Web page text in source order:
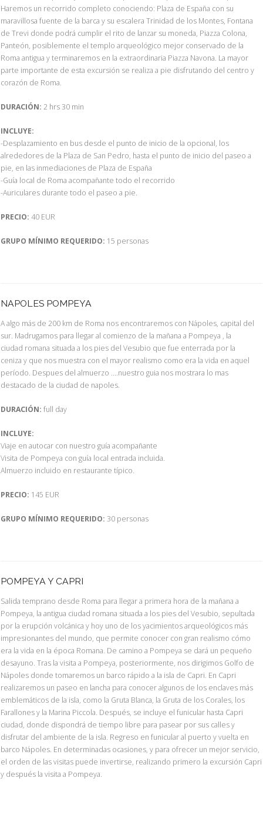
Haremos un recorrido completo conociendo: Plaza de España con su
maravillosa fuente de la barca y su escalera Trinidad de los Montes, Fontana
de Trevi donde podrá cumplir el rito de lanzar su moneda, Piazza Colona,
Panteón, posiblemente el templo arqueológico mejor conservado de la
Roma antigua y terminaremos en la extraordinaria Piazza Navona. La mayor
parte importante de esta excursión se realiza a pie disfrutando del centro y
corazón de Roma.
DURACIÓN: 2 hrs 30 min
INCLUYE:
-Desplazamiento en bus desde el punto de inicio de la opcional, los
alrededores de la Plaza de San Pedro, hasta el punto de inicio del paseo a
pie, en las inmediaciones de Plaza de España
-Guía local de Roma acompañante todo el recorrido
-Auriculares durante todo el paseo a pie.
PRECIO: 40 EUR
GRUPO MÍNIMO REQUERIDO: 15 personas
NAPOLES POMPEYA
A algo más de 200 km de Roma nos encontraremos con Nápoles, capital del
sur. Madrugamos para llegar al comienzo de la mañana a Pompeya , la
ciudad romana situada a los pies del Vesubio que fue enterrada por la
ceniza y que nos muestra con el mayor realismo como era la vida en aquel
período. Despues del almuerzo ....nuestro guia nos mostrara lo mas
destacado de la ciudad de napoles.
DURACIÓN: full day
INCLUYE:
Viaje en autocar con nuestro guía acompañante
Visita de Pompeya con guía local entrada incluida.
Almuerzo incluido en restaurante típico.
PRECIO: 145 EUR
GRUPO MÍNIMO REQUERIDO: 30 personas
POMPEYA Y CAPRI
Salida temprano desde Roma para llegar a primera hora de la mañana a
Pompeya, la antigua ciudad romana situada a los pies del Vesubio, sepultada
por la erupción volcánica y hoy uno de los yacimientos arqueológicos más
impresionantes del mundo, que permite conocer con gran realismo cómo
era la vida en la época Romana. De camino a Pompeya se dará un pequeño
desayuno. Tras la visita a Pompeya, posteriormente, nos dirigimos Golfo de
Nápoles donde tomaremos un barco rápido a la isla de Capri. En Capri
realizaremos un paseo en lancha para conocer algunos de los enclaves más
emblemáticos de la isla, como la Gruta Blanca, la Gruta de los Corales, los
Farallones y la Marina Piccola. Después, se incluye el funicular hasta Capri
ciudad, donde dispondrá de tiempo libre para pasear por sus calles y
disfrutar del ambiente de la isla. Regreso en funicular al puerto y vuelta en
barco Nápoles. En determinadas ocasiones, y para ofrecer un mejor servicio,
el orden de las visitas puede invertirse, realizando primero la excursión Capri
y después la visita a Pompeya.